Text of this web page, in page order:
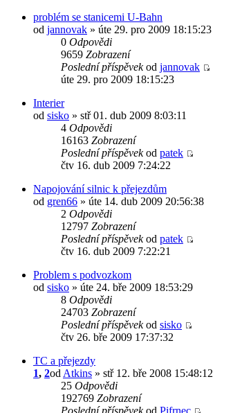
problém se stanicemi U-Bahn
od jannovak » úte 29. pro 2009 18:15:23
0 Odpovědi
9659 Zobrazení
Poslední příspěvekod jannovak
úte 29. pro 2009 18:15:23
Interier
od sisko » stř 01. dub 2009 8:03:11
4 Odpovědi
16163 Zobrazení
Poslední příspěvekod patek
čtv 16. dub 2009 7:24:22
Napojování silnic k přejezdům
od gren66 » úte 14. dub 2009 20:56:38
2 Odpovědi
12797 Zobrazení
Poslední příspěvekod patek
čtv 16. dub 2009 7:22:21
Problem s podvozkom
od sisko » úte 24. bře 2009 18:53:29
8 Odpovědi
24703 Zobrazení
Poslední příspěvekod sisko
čtv 26. bře 2009 17:37:32
TC a přejezdy
1, 2od Atkins » stř 12. bře 2008 15:48:12
25 Odpovědi
192769 Zobrazení
Poslední příspěvekod Pifrnec